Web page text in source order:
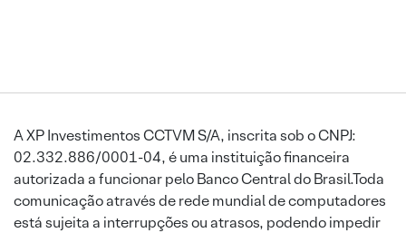
A XP Investimentos CCTVM S/A, inscrita sob o CNPJ:
02.332.886/0001-04, é uma instituição financeira
autorizada a funcionar pelo Banco Central do Brasil.Toda
comunicação através de rede mundial de computadores
está sujeita a interrupções ou atrasos, podendo impedir